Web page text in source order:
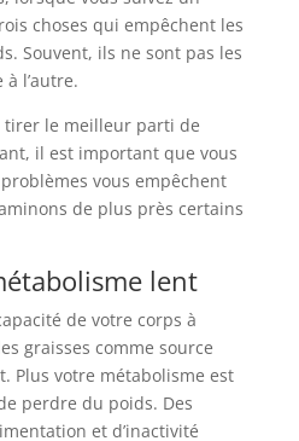
choses qui empêchent les
Souvent, ils ne sont pas les
à l’autre.
tirer le meilleur parti de
il est important que vous
vous empêchent
de plus près certains
lent
de votre corps à
graisses comme source
Plus votre métabolisme est
perdre du poids. Des
et d’inactivité